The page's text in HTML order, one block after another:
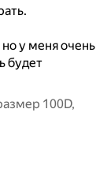
у меня очень
будет
100D,